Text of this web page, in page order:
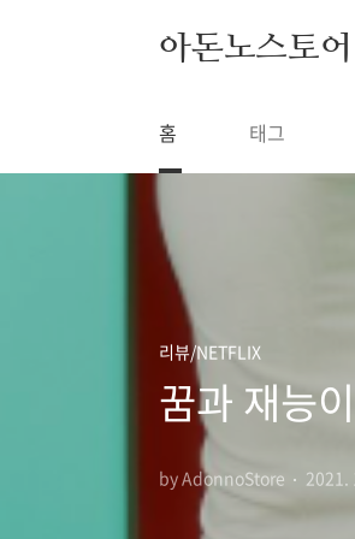
아돈노스토어
홈 태그
리뷰/NETFLIX
꿈과 재능
by AdonnoStore 2021.